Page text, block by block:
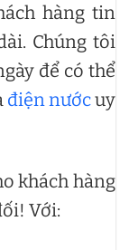
hàng tin
Chúng tôi
để có thể
điện nướcuy
khách hàng
Với: